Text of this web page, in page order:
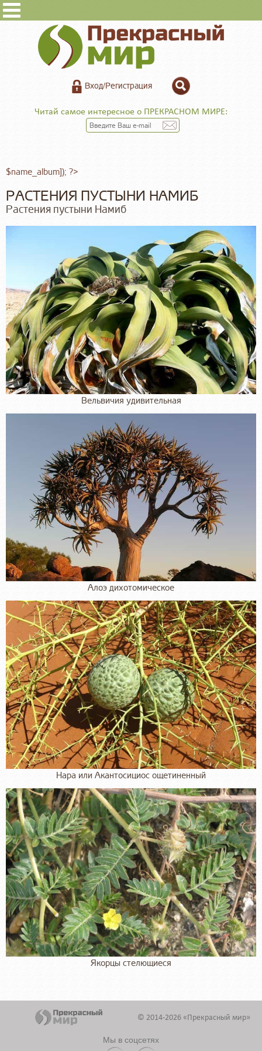
Вход/Регистрация
Читай самое интересное о ПРЕКРАСНОМ МИРЕ:
$name_album]); ?>
РАСТЕНИЯ ПУСТЫНИ НАМИБ
Растения пустыни Намиб
Вельвичия удивительная
Алоэ дихотомическое
Нара или Акантосициос ощетиненный
Якорцы стелющиеся
© 2014-2026 «Прекрасный мир»
Мы в соцсетях